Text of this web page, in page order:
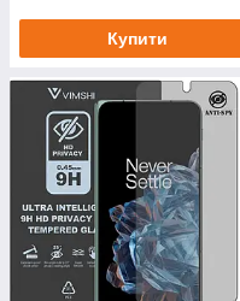
Купити